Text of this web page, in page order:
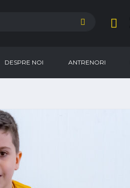
DESPRE NOI ANTRENORI